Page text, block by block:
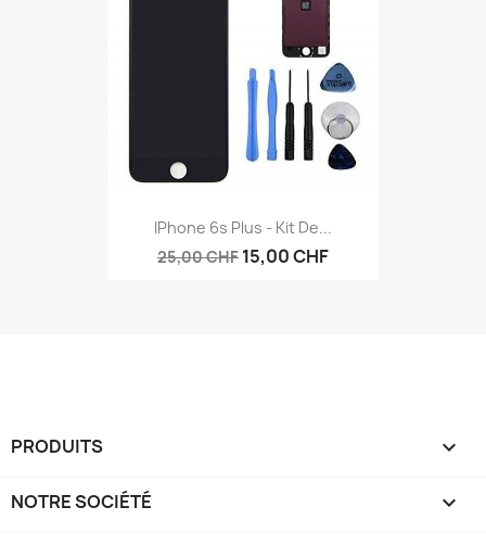
IPhone 6s Plus - Kit De...
25,00 CHF 15,00 CHF
PRODUITS 
NOTRE SOCIÉTÉ 